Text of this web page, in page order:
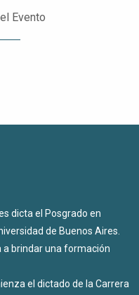
Evento
dicta el Posgrado en
de Buenos Aires.
a brindar una formación
el dictado de la Carrera